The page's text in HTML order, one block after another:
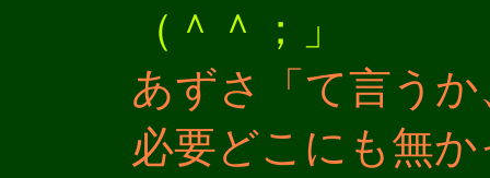
（＾＾；」
あずさ「て言う
必要どこにも無